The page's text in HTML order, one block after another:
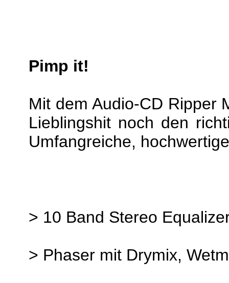
Pimp it!
Mit dem Audio-CD Ripper
Lieblingshit noch den
Umfangreiche,
> 10 Band Stereo
> Phaser mit Drymix,